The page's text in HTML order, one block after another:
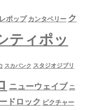
ポップ カンタベリー ク
ティポッ
スカパンク スタジオジブリ
ニューウェイブ ニ
ドロック ピクチャー